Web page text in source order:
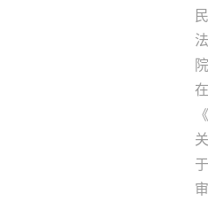
民
法
院
在
《
关
于
审